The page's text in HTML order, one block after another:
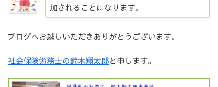
加されることになります。
ブログへお越しいただきありがとうございます。
社会保険労務士の鈴木翔太郎と申します。